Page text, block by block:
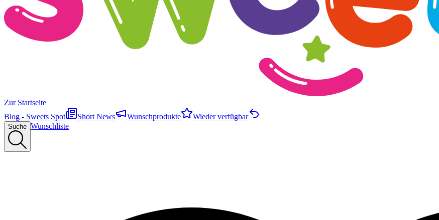
Zur Startseite
Blog - Sweets Spot
Short News Wunschprodukte Wieder verfügbar
Suche Wunschliste